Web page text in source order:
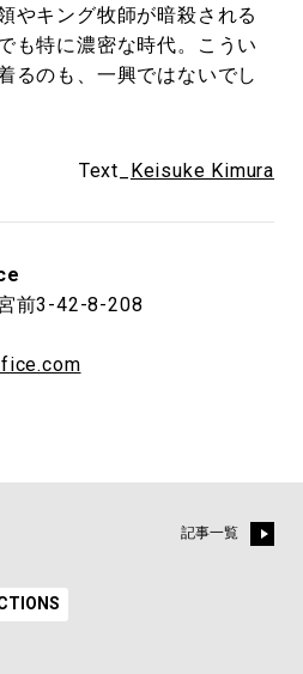
やキング牧師が暗殺される
も特に濃密な時代。こうい
るのも、一興ではないでし
Text_ Keisuke Kimura
前3-42-8-208
記事一覧